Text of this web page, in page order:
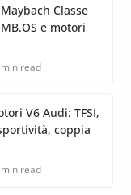
Classe
e motori
read
V6 Audi: TFSI,
coppia
read